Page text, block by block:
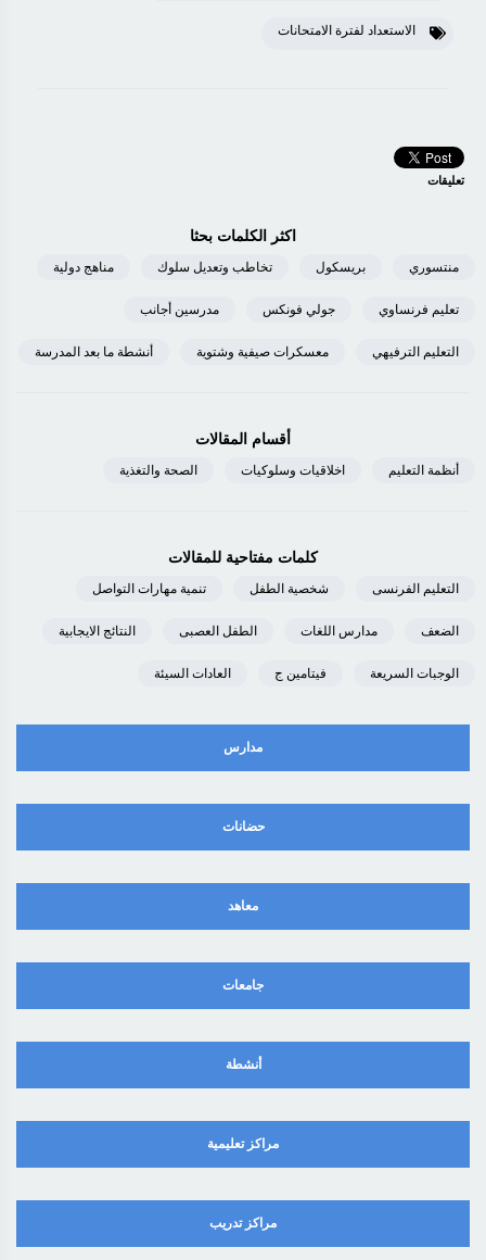
الاستعداد لفترة الامتحانات
تعليقات
اكثر الكلمات بحثا
منتسوري بريسكول تخاطب وتعديل سلوك مناهج دولية
تعليم فرنساوي جولي فونكس مدرسين أجانب
التعليم الترفيهي معسكرات صيفية وشتوية أنشطة ما بعد المدرسة
أقسام المقالات
أنظمة التعليم اخلاقيات وسلوكيات الصحة والتغذية
كلمات مفتاحية للمقالات
التعليم الفرنسى شخصية الطفل تنمية مهارات التواصل
الضعف مدارس اللغات الطفل العصبى النتائج الايجابية
الوجبات السريعة فيتامين ج العادات السيئة
مدارس
حضانات
معاهد
جامعات
أنشطة
مراكز تعليمية
مراكز تدريب